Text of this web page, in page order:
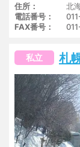
住所
北
電話番号
FAX番号
私立 札